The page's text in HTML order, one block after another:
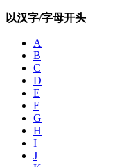
以汉字/字母开头
A
B
C
D
E
F
G
H
I
J